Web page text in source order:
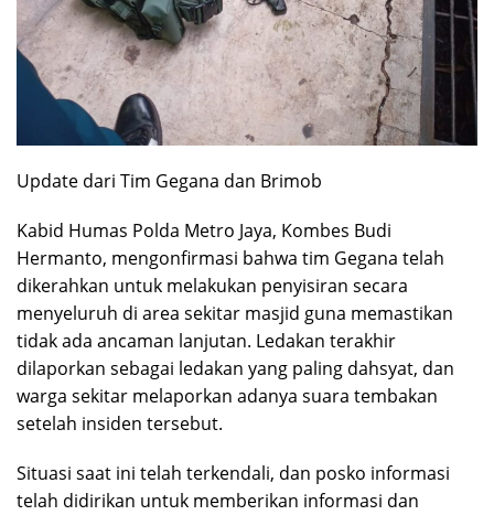
Update dari Tim Gegana dan Brimob
Kabid Humas Polda Metro Jaya, Kombes Budi
Hermanto, mengonfirmasi bahwa tim Gegana telah
dikerahkan untuk melakukan penyisiran secara
menyeluruh di area sekitar masjid guna memastikan
tidak ada ancaman lanjutan. Ledakan terakhir
dilaporkan sebagai ledakan yang paling dahsyat, dan
warga sekitar melaporkan adanya suara tembakan
setelah insiden tersebut.
Situasi saat ini telah terkendali, dan posko informasi
telah didirikan untuk memberikan informasi dan